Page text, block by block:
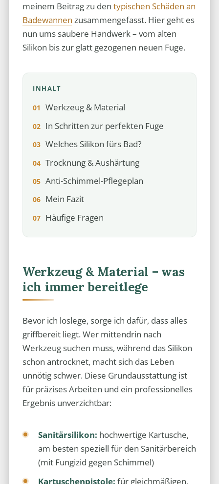
meinem Beitrag zu den typischen Schäden an
Badewannen zusammengefasst. Hier geht es
nun ums saubere Handwerk – vom alten
Silikon bis zur glatt gezogenen neuen Fuge.
INHALT
Werkzeug & Material
In Schritten zur perfekten Fuge
Welches Silikon fürs Bad?
Trocknung & Aushärtung
Anti-Schimmel-Pflegeplan
Mein Fazit
Häufige Fragen
Werkzeug & Material – was
ich immer bereitlege
Bevor ich loslege, sorge ich dafür, dass alles
griffbereit liegt. Wer mittendrin nach
Werkzeug suchen muss, während das Silikon
schon antrocknet, macht sich das Leben
unnötig schwer. Diese Grundausstattung ist
für präzises Arbeiten und ein professionelles
Ergebnis unverzichtbar:
Sanitärsilikon: hochwertige Kartusche,
am besten speziell für den Sanitärbereich
(mit Fungizid gegen Schimmel)
Kartuschenpistole: für gleichmäßigen,